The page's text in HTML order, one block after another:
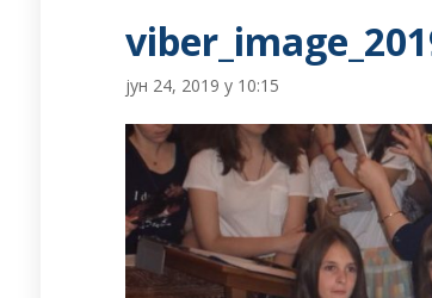
јун 24, 2019 у 10:15